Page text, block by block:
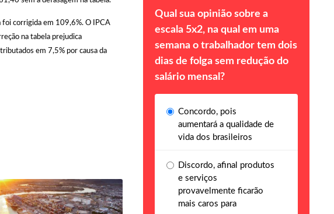
foi corrigida em 109,6%. O IPCA
na tabela prejudica
em 7,5% por causa da
Qual sua opinião sobre a
escala 5x2, na qual em uma
semana o trabalhador tem dois
dias de folga sem redução do
salário mensal?
Concordo, pois
aumentará a qualidade de
vida dos brasileiros
Discordo, afinal produtos
e serviços
provavelmente ficarão
mais caros para